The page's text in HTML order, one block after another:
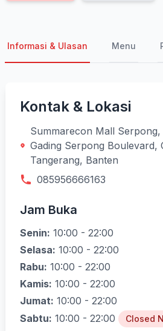
Informasi & Ulasan Menu
Kontak & Lokasi
Summarecon Mall Serpong,
Gading Serpong Boulevard,
Tangerang, Banten
085956666163
Jam Buka
Senin: 10:00 - 22:00
Selasa: 10:00 - 22:00
Rabu: 10:00 - 22:00
Kamis: 10:00 - 22:00
Jumat: 10:00 - 22:00
Sabtu: 10:00 - 22:00 Closed